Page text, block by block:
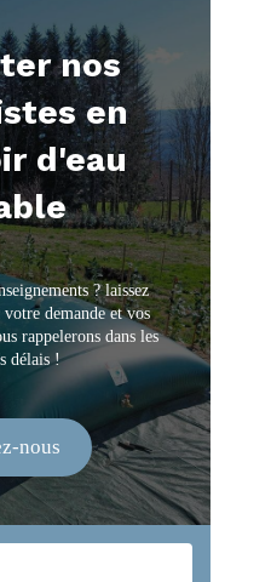
nos
en
d'eau
? laissez
votre demande et vos
rappelerons dans les
délais !
nous